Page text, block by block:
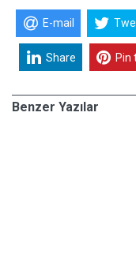
E-mail
Share Pin
Benzer Yazılar